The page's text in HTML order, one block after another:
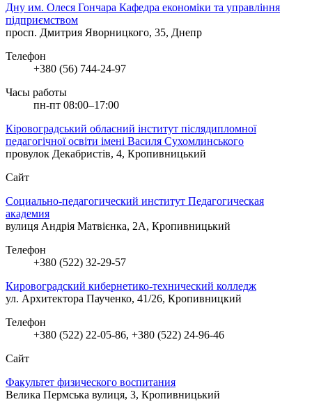
Дну им. Олеся Гончара Кафедра економіки та управління
підприємством
просп. Дмитрия Яворницкого, 35, Днепр
Телефон
+380 (56) 744-24-97
Часы работы
пн-пт 08:00–17:00
Кіровоградський обласний інститут післядипломної
педагогічної освіти імені Василя Сухомлинського
провулок Декабристів, 4, Кропивницький
Сайт
Социально-педагогический институт Педагогическая
академия
вулиця Андрія Матвієнка, 2А, Кропивницький
Телефон
+380 (522) 32-29-57
Кировоградский кибернетико-технический колледж
ул. Архитектора Паученко, 41/26, Кропивницкий
Телефон
+380 (522) 22-05-86, +380 (522) 24-96-46
Сайт
Факультет физического воспитания
Велика Пермська вулиця, 3, Кропивницький